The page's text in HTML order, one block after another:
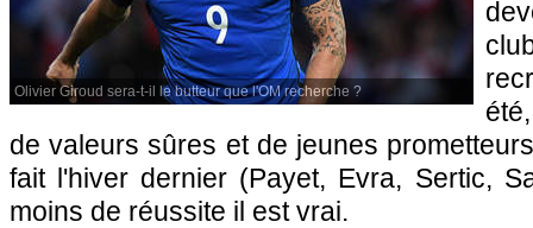
Olivier Giroud sera-t-il le butteur que l'OM recherche ?
de valeurs sûres et de jeunes
fait l'hiver dernier (Payet, Evra, Sertic,
moins de réussite il est vrai.